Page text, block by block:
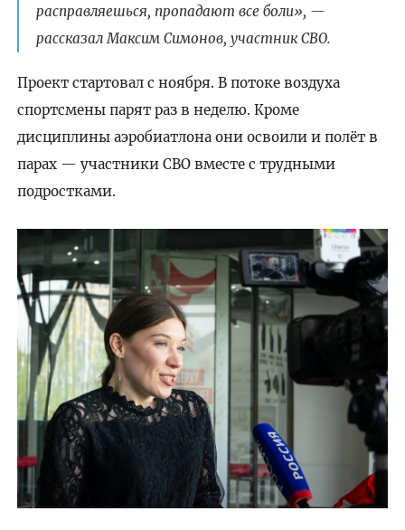
расправляешься, пропадают все боли», —
рассказал Максим Симонов, участник СВО.
Проект стартовал с ноября. В потоке воздуха
спортсмены парят раз в неделю. Кроме
дисциплины аэробиатлона они освоили и полёт в
парах — участники СВО вместе с трудными
подростками.